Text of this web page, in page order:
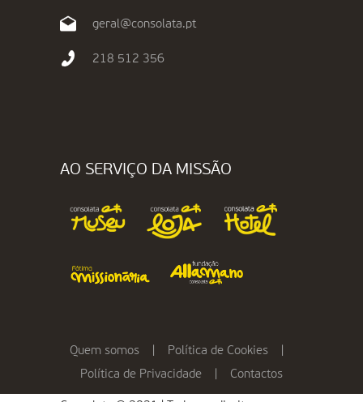
geral@consolata.pt
218 512 356
AO SERVIÇO DA MISSÃO
Quem somos Política de Cookies
Política de Privacidade
Contactos